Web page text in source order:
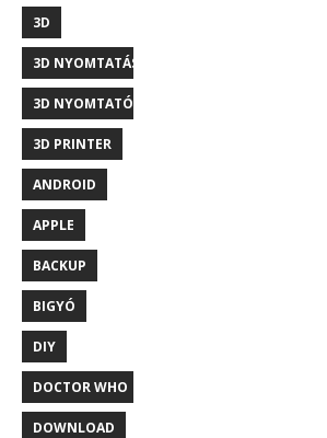
3D
3D NYOMTATÁS
3D NYOMTATÓ
3D PRINTER
ANDROID
APPLE
BACKUP
BIGYÓ
DIY
DOCTOR WHO
DOWNLOAD